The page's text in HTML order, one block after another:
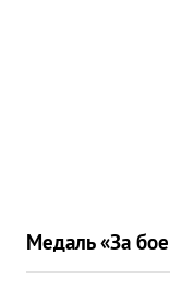
Медаль «За